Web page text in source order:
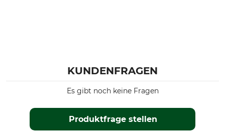
KUNDENFRAGEN
Produktfrage stellen
Es gibt noch keine Fragen